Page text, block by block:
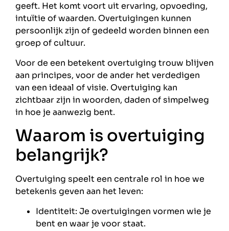
geeft. Het komt voort uit ervaring, opvoeding,
intuïtie of waarden. Overtuigingen kunnen
persoonlijk zijn of gedeeld worden binnen een
groep of cultuur.
Voor de een betekent overtuiging trouw blijven
aan principes, voor de ander het verdedigen
van een ideaal of visie. Overtuiging kan
zichtbaar zijn in woorden, daden of simpelweg
in hoe je aanwezig bent.
Waarom is overtuiging
belangrijk?
Overtuiging speelt een centrale rol in hoe we
betekenis geven aan het leven:
Identiteit: Je overtuigingen vormen wie je
bent en waar je voor staat.